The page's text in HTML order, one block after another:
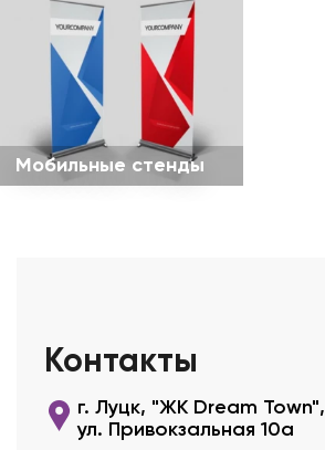
Мобильные стенды
Контакты
г. Луцк, "ЖК Dream Town",
ул. Привокзальная 10а